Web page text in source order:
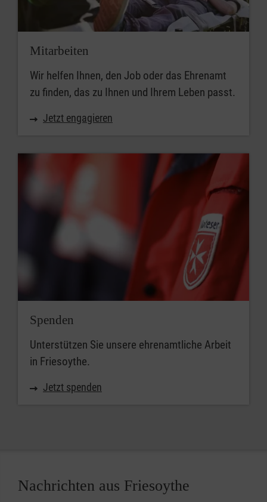
Mitarbeiten
Wir helfen Ihnen, den Job oder das Ehrenamt
zu finden, das zu Ihnen und Ihrem Leben passt.
Jetzt engagieren
Spenden
Unterstützen Sie unsere ehrenamtliche Arbeit
in Friesoythe.
Jetzt spenden
Nachrichten aus Friesoythe